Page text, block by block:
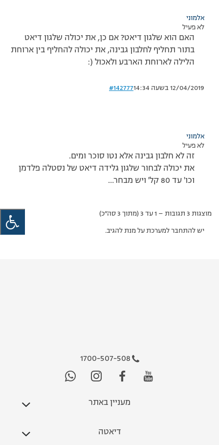
אלמוני
לא פעיל
האם הוא שלגון דיאט? אם כן, את יכולה שלגון דיאט
בתור תחליף לחלבון גבינה, את יכולה להחליף בין ארוחת
הלילה לארוחת הארבע ולאכול (:
12/04/2019 בשעה 14:34 #142777
אלמוני
לא פעיל
זה לא חלבון גבינה אלא נטו סוכר ומים.
את יכולה לבחור שלגון גלידה דיאט של נסטלה פלדמן
וכו' עד 80 קל' ויש מבחר…
מוצגות 3 תגובות – 1 עד 3 (מתוך 3 סה״כ)
יש להתחבר למערכת על מנת להגיב.
1700-507-508
מעניין באתר
דיאטה